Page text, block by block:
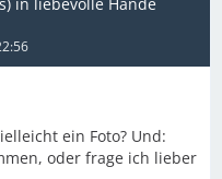
ein Foto? Und:
oder frage ich lieber